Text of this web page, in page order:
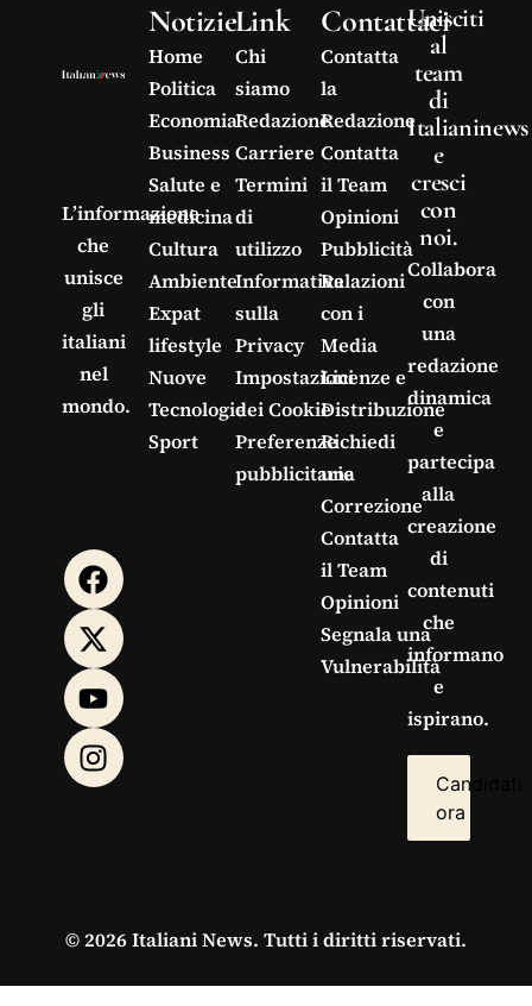
L’informazione
che
unisce
gli
italiani
nel
mondo.
Notizie
Home
Politica
Economia
Business
Salute e
medicina
Cultura
Ambiente
Expat
lifestyle
Nuove
Tecnologie
Sport
Link
Chi
siamo
Redazione
Carriere
Termini
di
utilizzo
Informativa
sulla
Privacy
Impostazioni
dei Cookie
Preferenze
pubblicitarie
Contattaci
Contatta
la
Redazione
Contatta
il Team
Opinioni
Pubblicità
Relazioni
con i
Media
Licenze e
Distribuzione
Richiedi
una
Correzione
Contatta
il Team
Opinioni
Segnala una
Vulnerabilità
Unisciti
al
team
di
Italianinews
e
cresci
con
noi.
Collabora
con
una
redazione
dinamica
e
partecipa
alla
creazione
di
contenuti
che
informano
e
ispirano.
Candidati
ora
© 2026 Italiani News. Tutti i diritti riservati.